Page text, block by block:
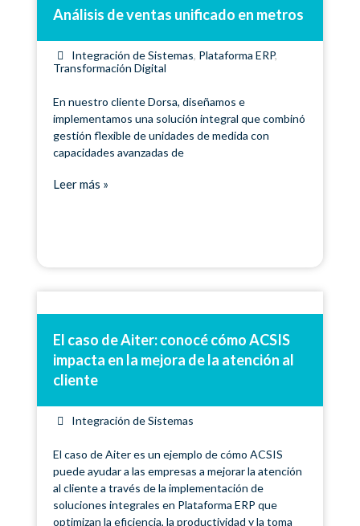
Análisis de ventas unificado en metros
Integración de Sistemas, Plataforma ERP,
Transformación Digital
En nuestro cliente Dorsa, diseñamos e
implementamos una solución integral que combinó
gestión flexible de unidades de medida con
capacidades avanzadas de
Leer más »
El caso de Aiter: conocé cómo ACSIS
impacta en la mejora de la atención al
cliente
Integración de Sistemas
El caso de Aiter es un ejemplo de cómo ACSIS
puede ayudar a las empresas a mejorar la atención
al cliente a través de la implementación de
soluciones integrales en Plataforma ERP que
optimizan la eficiencia, la productividad y la toma